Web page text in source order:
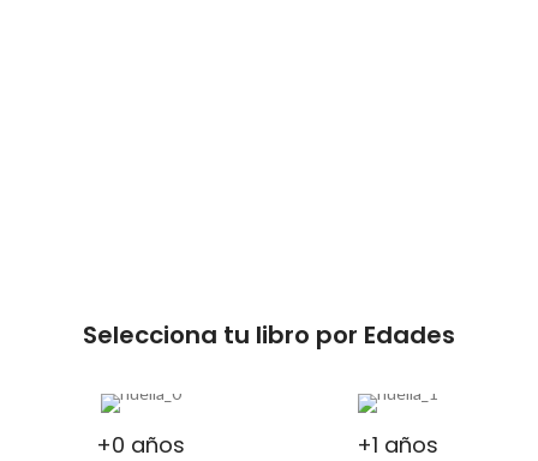
Selecciona tu libro por Edades
+0 años +1 años